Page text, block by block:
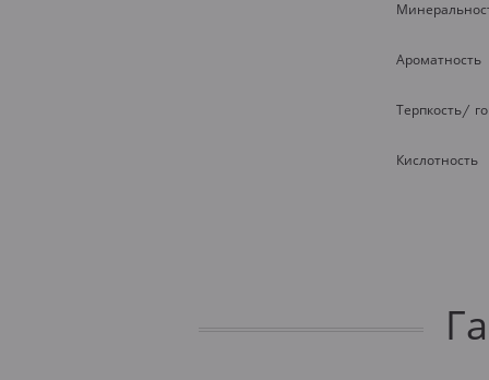
Ароматность
Терпкость/
Кислотность